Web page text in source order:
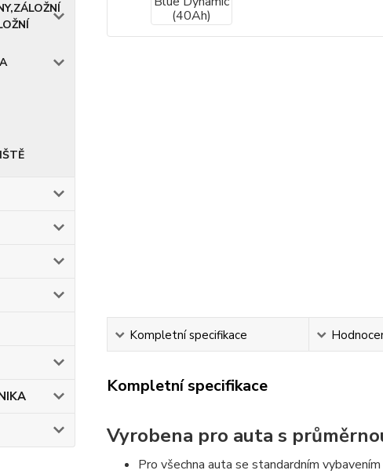
Kompletní specifikace
Kompletní specifikace
Vyrobena pro auta s
Pro všechna auta se standardním vybavením